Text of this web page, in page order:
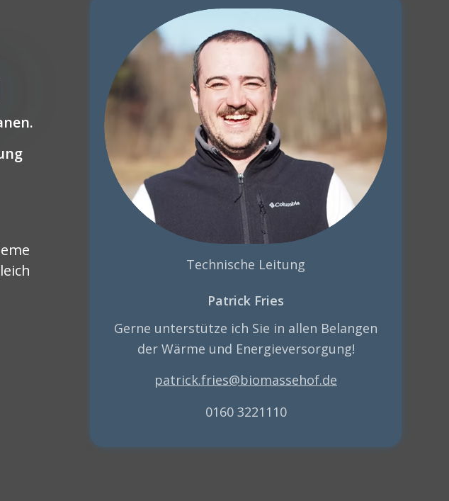
Technische Leitung
Patrick Fries
Gerne unterstütze ich Sie in allen Belangen
der Wärme und Energieversorgung!
patrick.fries@biomassehof.de
0160 3221110